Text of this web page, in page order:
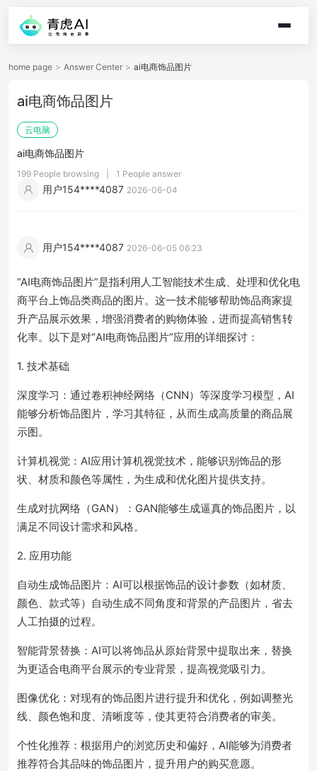
home page > Answer Center > ai电商饰品图片
ai电商饰品图片
云电脑
ai电商饰品图片
199 People browsing 1 People answer
用户154****4087 2026-06-04
用户154****4087 2026-06-05 06:23
“AI电商饰品图片”是指利用人工智能技术生成、处理和优化电
商平台上饰品类商品的图片。这一技术能够帮助饰品商家提
升产品展示效果，增强消费者的购物体验，进而提高销售转
化率。以下是对“AI电商饰品图片”应用的详细探讨：
1. 技术基础
深度学习：通过卷积神经网络（CNN）等深度学习模型，AI
能够分析饰品图片，学习其特征，从而生成高质量的商品展
示图。
计算机视觉：AI应用计算机视觉技术，能够识别饰品的形
状、材质和颜色等属性，为生成和优化图片提供支持。
生成对抗网络（GAN）：GAN能够生成逼真的饰品图片，以
满足不同设计需求和风格。
2. 应用功能
自动生成饰品图片：AI可以根据饰品的设计参数（如材质、
颜色、款式等）自动生成不同角度和背景的产品图片，省去
人工拍摄的过程。
智能背景替换：AI可以将饰品从原始背景中提取出来，替换
为更适合电商平台展示的专业背景，提高视觉吸引力。
图像优化：对现有的饰品图片进行提升和优化，例如调整光
线、颜色饱和度、清晰度等，使其更符合消费者的审美。
个性化推荐：根据用户的浏览历史和偏好，AI能够为消费者
推荐符合其品味的饰品图片，提升用户的购买意愿。